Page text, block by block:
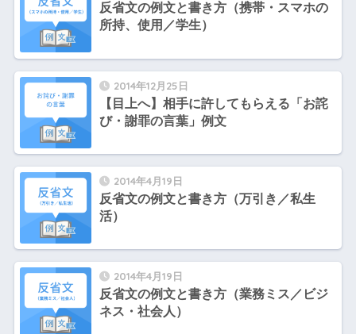
反省文の例文と書き方（携帯・スマホの
所持、使用／学生）
2014年12月25日
【目上へ】相手に許してもらえる「お詫
び・謝罪の言葉」例文
2014年4月19日
反省文の例文と書き方（万引き／私生
活）
2014年4月19日
反省文の例文と書き方（業務ミス／ビジ
ネス・社会人）